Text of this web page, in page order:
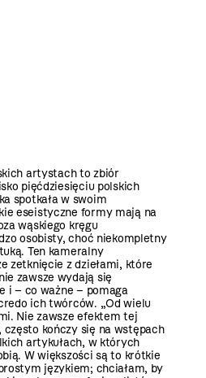
artystach to zbiór
pięćdziesięciu polskich
spotkała w swoim
eseistyczne formy mają na
wąskiego kręgu
osobisty, choć niekompletny
Ten kameralny
zetknięcie z dziełami, które
zawsze wydają się
i – co ważne – pomaga
ich twórców. „Od wielu
Nie zawsze efektem tej
często kończy się na wstępach
artykułach, w których
W większości są to krótkie
językiem; chciałam, by